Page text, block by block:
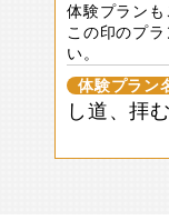
体験プランも
この印のプ
い。
体験プラン
し道、拝